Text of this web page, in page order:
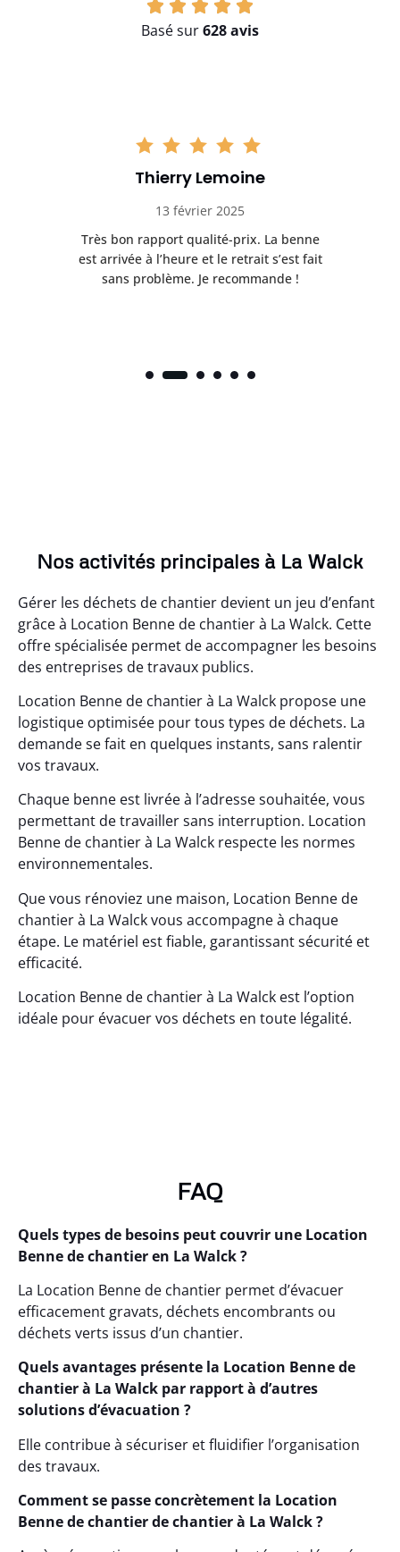
Basé sur628 avis
Thierry Lemoine
13 février 2025
Très bon rapport qualité-prix. La benne
est arrivée à l’heure et le retrait s’est fait
sans problème. Je recommande !
Nos activités principales à La Walck
Gérer les déchets de chantier devient un jeu d’enfant
grâce à Location Benne de chantier à La Walck. Cette
offre spécialisée permet de accompagner les besoins
des entreprises de travaux publics.
Location Benne de chantier à La Walck propose une
logistique optimisée pour tous types de déchets. La
demande se fait en quelques instants, sans ralentir
vos travaux.
Chaque benne est livrée à l’adresse souhaitée, vous
permettant de travailler sans interruption. Location
Benne de chantier à La Walck respecte les normes
environnementales.
Que vous rénoviez une maison, Location Benne de
chantier à La Walck vous accompagne à chaque
étape. Le matériel est fiable, garantissant sécurité et
efficacité.
Location Benne de chantier à La Walck est l’option
idéale pour évacuer vos déchets en toute légalité.
FAQ
Quels types de besoins peut couvrir une Location
Benne de chantier en La Walck ?
La Location Benne de chantier permet d’évacuer
efficacement gravats, déchets encombrants ou
déchets verts issus d’un chantier.
Quels avantages présente la Location Benne de
chantier à La Walck par rapport à d’autres
solutions d’évacuation ?
Elle contribue à sécuriser et fluidifier l’organisation
des travaux.
Comment se passe concrètement la Location
Benne de chantier de chantier à La Walck ?